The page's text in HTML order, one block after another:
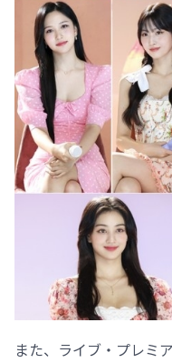
また、ライブ・プレミ